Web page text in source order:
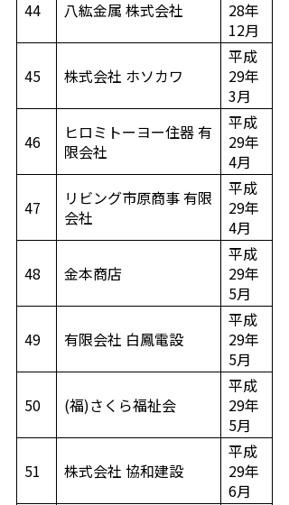
44 八紘金属 株式会社
28年
12月
45 株式会社 ホソカワ
平成
29年
3月
46
ヒロミトーヨー住器 有
限会社
平成
29年
4月
47
リビング市原商事 有限
会社
平成
29年
4月
48 金本商店
平成
29年
5月
49 有限会社 白鳳電設
平成
29年
5月
50 (福)さくら福祉会
平成
29年
5月
51 株式会社 協和建設
平成
29年
6月